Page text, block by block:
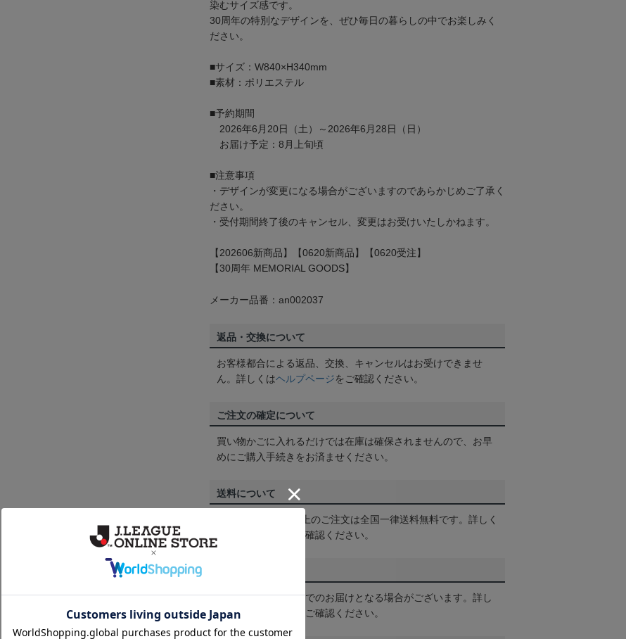
染むサイズ感です。
30周年の特別なデザインを、ぜひ毎日の暮らしの中でお楽しみく
ださい。
■サイズ：W840×H340mm
■素材：ポリエステル
■予約期間
2026年6月20日（土）～2026年6月28日（日）
お届け予定：8月上旬頃
■注意事項
・デザインが変更になる場合がございますのであらかじめご了承く
ださい。
・受付期間終了後のキャンセル、変更はお受けいたしかねます。
【202606新商品】【0620新商品】【0620受注】
【30周年 MEMORIAL GOODS】
メーカー品番：an002037
返品・交換について
お客様都合による返品、交換、キャンセルはお受けできませ
ん。詳しくはヘルプページをご確認ください。
ご注文の確定について
買い物かごに入れるだけでは在庫は確保されませんので、お早
めにご購入手続きをお済ませください。
送料について
3,980円（税込）以上のご注文は全国一律送料無料です。詳しく
をご確認ください。
一部商品はメール便でのお届けとなる場合がございます。詳し
くはヘルプページ をご確認ください。